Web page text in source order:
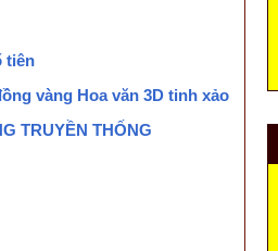
tiên
vàng Hoa văn 3D tinh xảo
TRUYỀN THỐNG